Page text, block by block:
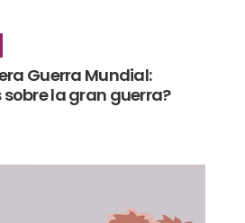
Guerra Mundial:
la gran guerra?